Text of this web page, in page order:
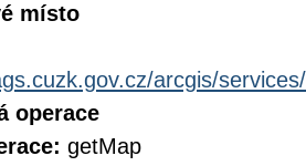
místo
arcgis/
operace
getMap